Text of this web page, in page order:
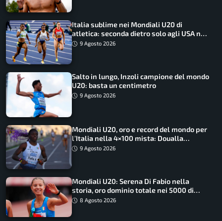
Italia sublime nei Mondiali U20 di
atletica: seconda dietro solo agli USA nel
medagliere
9 Agosto 2026
Salto in lungo, Inzoli campione del mondo
U20: basta un centimetro
9 Agosto 2026
Mondiali U20, oro e record del mondo per
l’Italia nella 4×100 mista: Doualla
straordinaria
9 Agosto 2026
Mondiali U20: Serena Di Fabio nella
storia, oro dominio totale nei 5000 di
marcia
8 Agosto 2026